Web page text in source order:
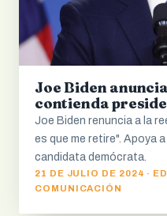
Joe Biden
contienda
Joe Biden renuncia a la
es que me retire". Apoya
candidata demócrata.
21 DE JULIO DE 2024 ·
COMUNICACIÓN